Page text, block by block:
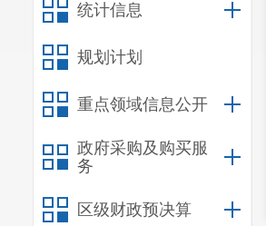
统计信息
规划计划
重点领域信息公开
政府采购及购买服
务
区级财政预决算